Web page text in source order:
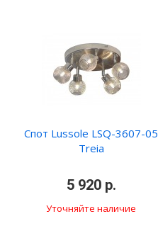
Спот Lussole LSQ-3607-05
Treia
5 920 р.
Уточняйте наличие